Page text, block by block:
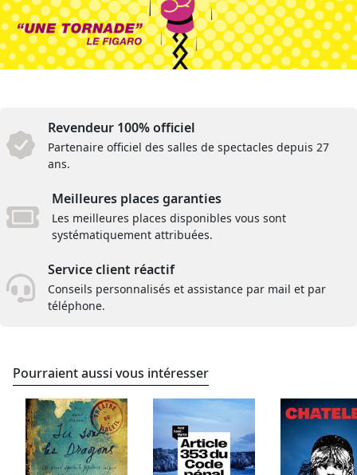
Revendeur 100% officiel
Partenaire officiel des salles de spectacles depuis 27
ans.
Meilleures places garanties
Les meilleures places disponibles vous sont
systématiquement attribuées.
Service client réactif
Conseils personnalisés et assistance par mail et par
téléphone.
Pourraient aussi vous intéresser